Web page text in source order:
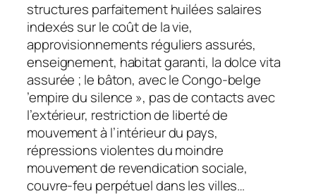
structures parfaitement huilées salaires
indexés sur le coût de la vie,
approvisionnements réguliers assurés,
enseignement, habitat garanti, la dolce vita
assurée ; le bâton, avec le Congo-belge
’empire du silence », pas de contacts avec
l’extérieur, restriction de liberté de
mouvement à l’intérieur du pays,
répressions violentes du moindre
mouvement de revendication sociale,
couvre-feu perpétuel dans les villes…